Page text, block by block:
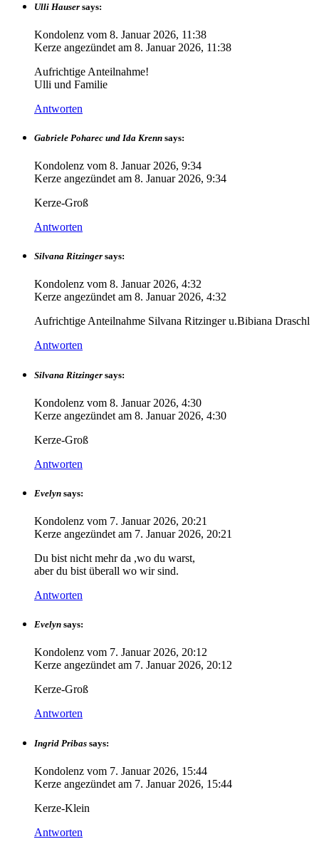
Ulli Hauser says:
Kondolenz vom 8. Januar 2026, 11:38
Kerze angezündet am 8. Januar 2026, 11:38
Aufrichtige Anteilnahme!
Ulli und Familie
Antworten
Gabriele Poharec und Ida Krenn says:
Kondolenz vom 8. Januar 2026, 9:34
Kerze angezündet am 8. Januar 2026, 9:34
Kerze-Groß
Antworten
Silvana Ritzinger says:
Kondolenz vom 8. Januar 2026, 4:32
Kerze angezündet am 8. Januar 2026, 4:32
Aufrichtige Anteilnahme Silvana Ritzinger u.Bibiana Draschl
Antworten
Silvana Ritzinger says:
Kondolenz vom 8. Januar 2026, 4:30
Kerze angezündet am 8. Januar 2026, 4:30
Kerze-Groß
Antworten
Evelyn says:
Kondolenz vom 7. Januar 2026, 20:21
Kerze angezündet am 7. Januar 2026, 20:21
Du bist nicht mehr da ,wo du warst,
aber du bist überall wo wir sind.
Antworten
Evelyn says:
Kondolenz vom 7. Januar 2026, 20:12
Kerze angezündet am 7. Januar 2026, 20:12
Kerze-Groß
Antworten
Ingrid Pribas says:
Kondolenz vom 7. Januar 2026, 15:44
Kerze angezündet am 7. Januar 2026, 15:44
Kerze-Klein
Antworten